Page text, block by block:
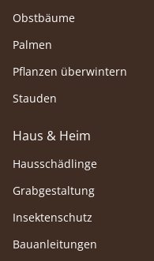
Obstbäume
Palmen
Pflanzen überwintern
Stauden
Haus & Heim
Hausschädlinge
Grabgestaltung
Insektenschutz
Bauanleitungen